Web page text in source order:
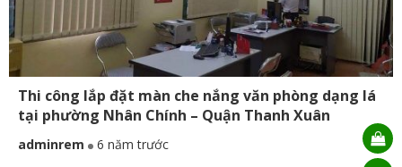
Thi công lắp đặt màn che nắng văn phòng dạng lá
tại phường Nhân Chính – Quận Thanh Xuân
adminrem 6 năm trước